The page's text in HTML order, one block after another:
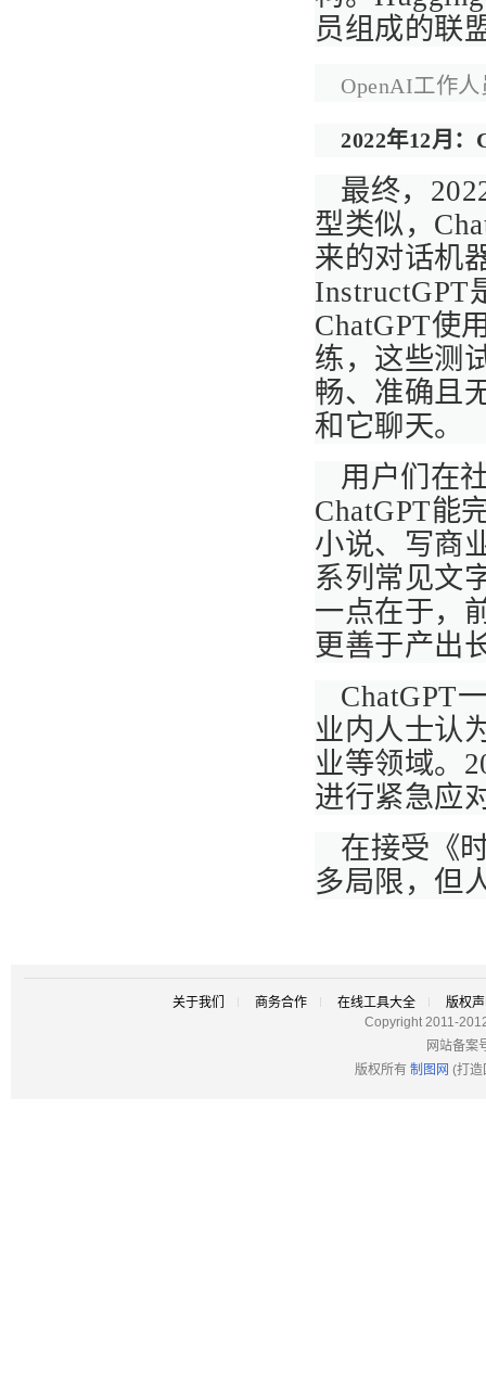
员组成的联
OpenAI工作
2022年12月：
最终，
型类似，
来的对话机
InstructGPT
ChatGPT使
练，这些测
畅、准确且
和它聊天。
用户们在
ChatGPT能
小说、写商
系列常见文
一点在于，
更善于产出
ChatGPT
业内人士认
业等领域。
进行紧急应
在接受《
多局限，但
关于我们 商务合作 在线工具大全
版权
Copyright 2011-
网站备案
版权所有 制图网 (打造